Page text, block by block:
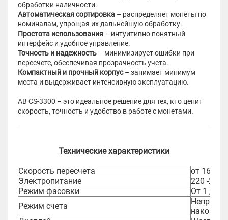
обработки наличности.
Автоматическая сортировка – распределяет монеты по
номиналам, упрощая их дальнейшую обработку.
Простота использования – интуитивно понятный
интерфейс и удобное управление.
Точность и надежность – минимизирует ошибки при
пересчете, обеспечивая прозрачность учета.
Компактный и прочный корпус– занимает минимум
места и выдерживает интенсивную эксплуатацию.
AB CS-3300 – это идеальное решение для тех, кто ценит
скорость, точность и удобство в работе с монетами.
Технические характеристики
Скорость пересчета
от 1600
Электропитание
220 -242
Режим фасовки
От 1 до
Режим счета